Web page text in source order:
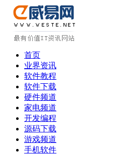
首页
业界资讯
软件教程
软件下载
硬件频道
家电频道
开发编程
源码下载
游戏频道
手机软件